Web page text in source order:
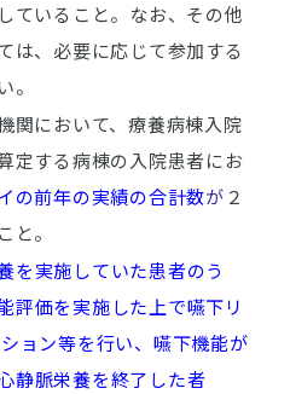
ていること。なお、その他
は、必要に応じて参加する
。
関において、療養病棟入院
定する病棟の入院患者にお
の前年の実績の合計数が ２
と。
を実施していた患者のう
評価を実施した上で嚥下リ
ョン等を行い、嚥下機能が
静脈栄養を終了した者